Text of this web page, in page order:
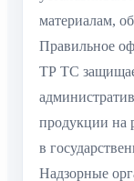
материалам,
Правильное
ТР ТС
продукции на
в
Надзорные